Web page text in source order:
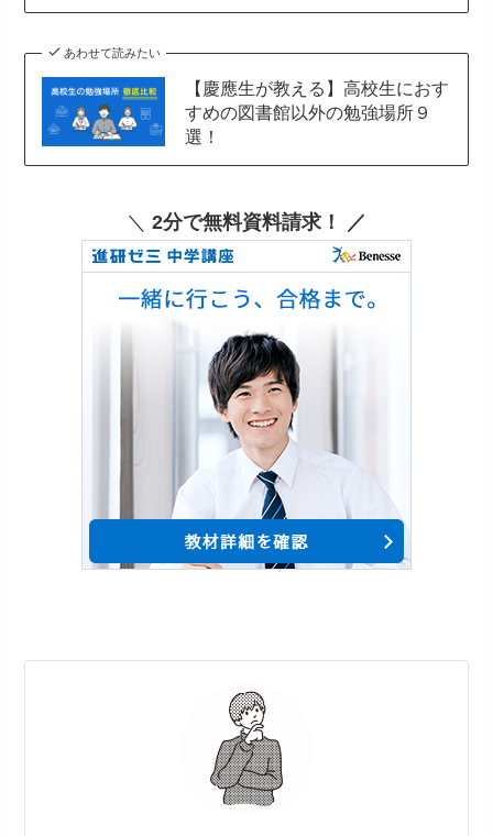
あわせて読みたい
【慶應生が教える】高校生におす
すめの図書館以外の勉強場所９
選！
＼ 2分で無料資料請求！ ／